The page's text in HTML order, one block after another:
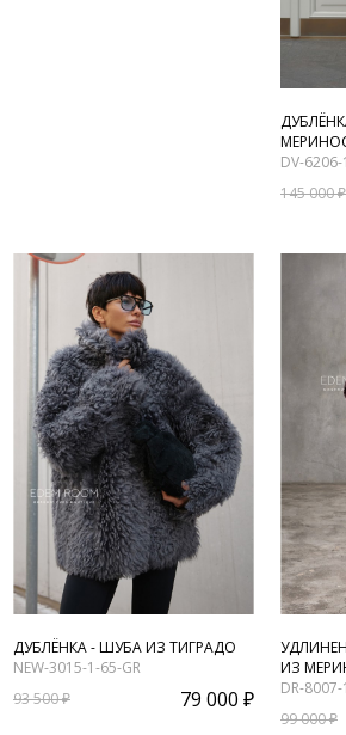
DV-
145 000 ₽
ДУБЛЁНКА - ШУБА ИЗ ТИГРАДО
NEW-3015-1-65-GR
93 500 ₽
79 000 ₽
ИЗ
DR-
99 000 ₽